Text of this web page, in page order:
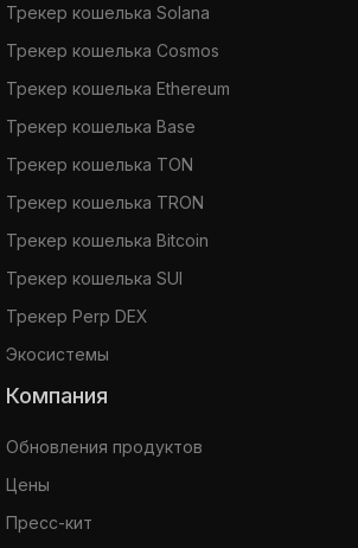
Трекер кошелька Solana
Трекер кошелька Cosmos
Трекер кошелька Ethereum
Трекер кошелька Base
Трекер кошелька TON
Трекер кошелька TRON
Трекер кошелька Bitcoin
Трекер кошелька SUI
Трекер Perp DEX
Экосистемы
Компания
Обновления продуктов
Цены
Пресс-кит